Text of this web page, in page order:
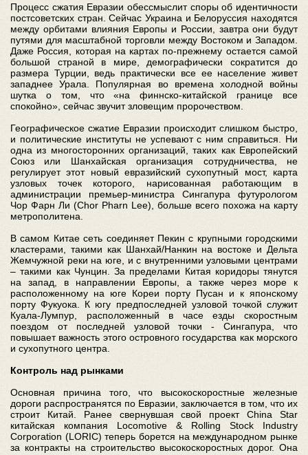
Процесс сжатия Евразии обессмыслит споры об идентичности
постсоветских стран. Сейчас Украина и Белоруссия находятся
между орбитами влияния Европы и России, завтра они будут
путями для масштабной торговли между Востоком и Западом.
Даже Россия, которая на картах по-прежнему остается самой
большой страной в мире, демографически сократится до
размера Турции, ведь практически все ее население живет
западнее Урала. Популярная во времена холодной войны
шутка о том, что «на финнско-китайской границе все
спокойно», сейчас звучит зловещим пророчеством.
Географическое сжатие Евразии происходит слишком быстро,
и политические институты не успевают с ним справиться. Ни
одна из многосторонних организаций, таких как Европейский
Союз или Шанхайская организация сотрудничества, не
регулирует этот новый евразийский сухопутный мост, карта
узловых точек которого, нарисованная работающим в
администрации премьер-министра Сингапура футурологом
Чор Фарн Ли (Chor Pharn Lee), больше всего похожа на карту
метрополитена.
В самом Китае сеть соединяет Пекин с крупными городскими
кластерами, такими как Шанхай/Нанкин на востоке и Дельта
Жемчужной реки на юге, и с внутренними узловыми центрами
– такими как Чунцин. За пределами Китая коридоры тянутся
на запад, в направлении Европы, а также через море к
расположенному на юге Кореи порту Пусан и к японскому
порту Фукуока. К югу предпоследней узловой точкой служит
Куала-Лумпур, расположенный в часе езды скоростным
поездом от последней узловой точки - Сингапура, что
повышает важность этого островного государства как морского
и сухопутного центра.
Контроль над рынками
Основная причина того, что высокоскоростные железные
дороги распространятся по Евразии, заключается в том, что их
строит Китай. Ранее свернувшая свой проект China Star
китайская компания Locomotive & Rolling Stock Industry
Corporation (LORIC) теперь борется на международном рынке
за контракты на строительство высокоскоростных дорог. Она